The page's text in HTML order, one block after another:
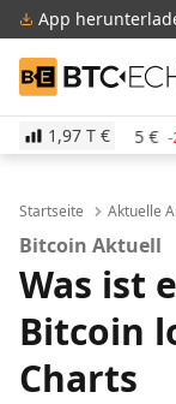
App
BTC-ECHO
1,97 T €
48,55 € -2.10%
Startseite Aktuelle
Bitcoin Aktuell
Was ist
Bitcoin
Charts